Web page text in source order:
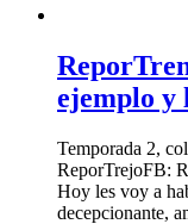
ejemplo y
Temporada 2,
ReporTrejoFB:
Hoy les voy a
decepcionante,